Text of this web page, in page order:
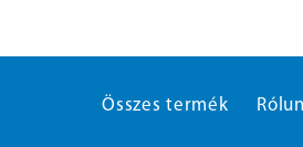
Összes termék